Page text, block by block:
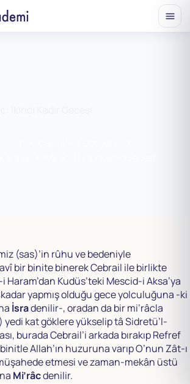
(sas)’in rûhu ve bedeniyle
bir binite binerek Cebrail ile birlikte
Haram’dan Kudüs’teki Mescid-i Aksa’ya
yapmış olduğu gece yolculuğuna -ki
İsradenilir-, oradan da bir mi’râcla
kat göklere yükselip tâ Sidretü’l-
burada Cebrail’i arkada bırakıp Refref
Allah’ın huzuruna varıp O’nun Zât-ı
etmesi ve zaman-mekân üstü
Mi’râcdenilir.